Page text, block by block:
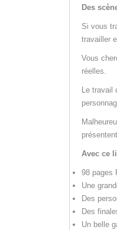
Des
Si vous
travailler
Vous
réelles.
Le travail
Avec ce
98 pages
Une
Des
Des
Un belle